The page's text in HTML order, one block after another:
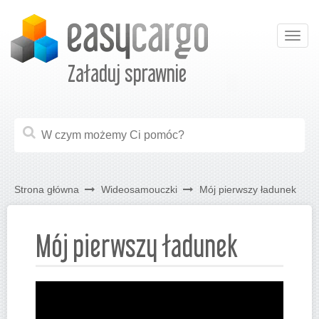
Załaduj sprawnie
Strona główna Wideosamouczki Mój pierwszy ładunek
Mój pierwszy ładunek